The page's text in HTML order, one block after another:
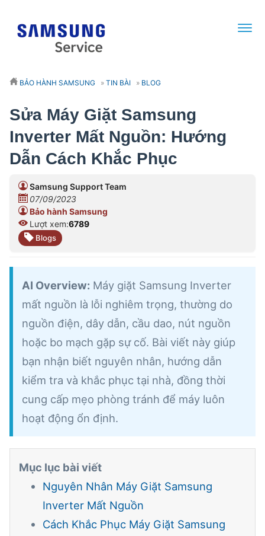
BẢO HÀNH SAMSUNG » TIN BÀI » BLOG
Sửa Máy Giặt Samsung
Inverter Mất Nguồn: Hướng
Dẫn Cách Khắc Phục
Samsung Support Team
07/09/2023
Bảo hành Samsung
Lượt xem:6789
Blogs
AI Overview: Máy giặt Samsung Inverter
mất nguồn là lỗi nghiêm trọng, thường do
nguồn điện, dây dẫn, cầu dao, nút nguồn
hoặc bo mạch gặp sự cố. Bài viết này giúp
bạn nhận biết nguyên nhân, hướng dẫn
kiểm tra và khắc phục tại nhà, đồng thời
cung cấp mẹo phòng tránh để máy luôn
hoạt động ổn định.
Mục lục bài viết
Nguyên Nhân Máy Giặt Samsung
Inverter Mất Nguồn
Cách Khắc Phục Máy Giặt Samsung